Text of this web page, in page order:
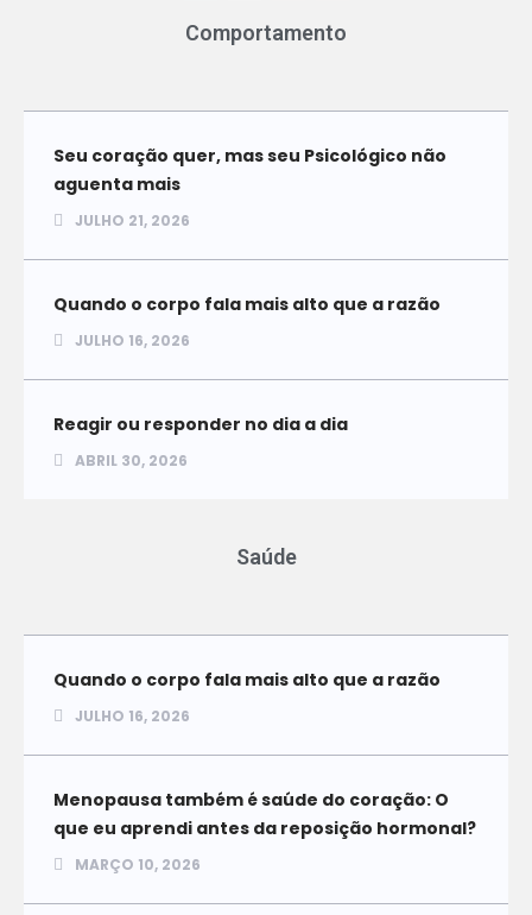
Comportamento
Seu coração quer, mas seu Psicológico não
aguenta mais
JULHO 21, 2026
Quando o corpo fala mais alto que a razão
JULHO 16, 2026
Reagir ou responder no dia a dia
ABRIL 30, 2026
Saúde
Quando o corpo fala mais alto que a razão
JULHO 16, 2026
Menopausa também é saúde do coração: O
que eu aprendi antes da reposição hormonal?
MARÇO 10, 2026